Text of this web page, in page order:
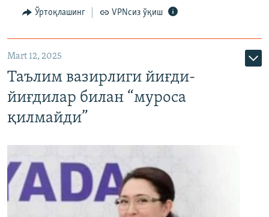
Ўртоқлашинг VPNсиз ўқиш
Mart 12, 2025
Таълим вазирлиги йиғди-
йиғдилар билан “муроса
қилмайди”